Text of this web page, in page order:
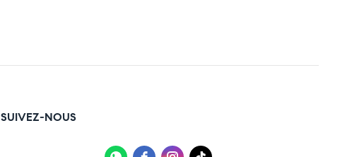
SUIVEZ-NOUS